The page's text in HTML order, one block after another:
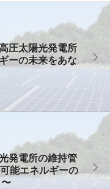
圧太陽光発電所
ーの未来をあな
発電所の維持管
能エネルギーの